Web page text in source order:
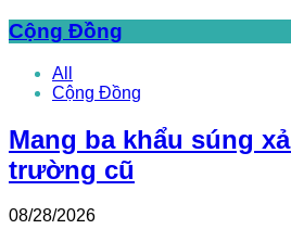
Cộng Đồng
All
Cộng Đồng
Mang ba khẩu súng
trường cũ
08/28/2026